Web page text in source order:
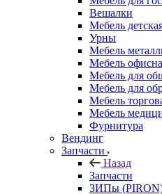
Вешалки
Мебель
Урны
Мебель
Мебель
Мебель для
Мебель для
Мебель
Мебель
Фурнитура
Вендинг
Запчасти
Назад
Запчасти
ЗИПы